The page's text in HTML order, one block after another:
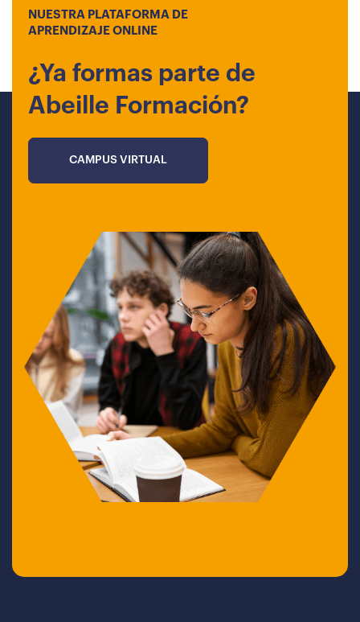
NUESTRA PLATAFORMA DE
APRENDIZAJE ONLINE
¿Ya formas parte de
Abeille Formación?
CAMPUS VIRTUAL